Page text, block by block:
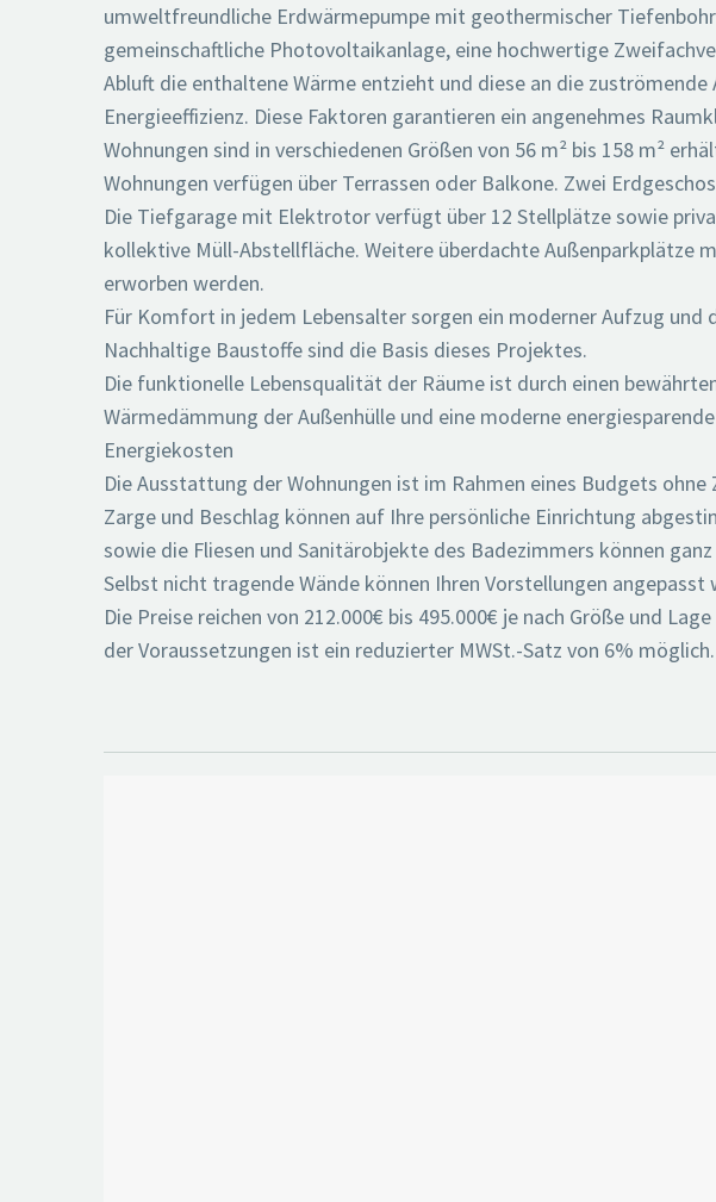
umweltfreundliche Erdwärmepumpe mit geothermischer
gemeinschaftliche Photovoltaikanlage, eine hochwertige
Abluft die enthaltene Wärme entzieht und diese an die
Energieeffizienz. Diese Faktoren garantieren ein angenehmes
Wohnungen sind in verschiedenen Größen von 56 m² bis 158 m²
Wohnungen verfügen über Terrassen oder Balkone. Zwei
Die Tiefgarage mit Elektrotor verfügt über 12 Stellplätze sowie
kollektive Müll-Abstellfläche. Weitere überdachte Außenparkplätze
erworben werden.
Für Komfort in jedem Lebensalter sorgen ein moderner Aufzug und
Nachhaltige Baustoffe sind die Basis dieses Projektes.
Die funktionelle Lebensqualität der Räume ist durch einen
Wärmedämmung der Außenhülle und eine moderne
Energiekosten
Die Ausstattung der Wohnungen ist im Rahmen eines Budgets
Zarge und Beschlag können auf Ihre persönliche Einrichtung
sowie die Fliesen und Sanitärobjekte des Badezimmers können
Selbst nicht tragende Wände können Ihren Vorstellungen angepasst
Die Preise reichen von 212.000€ bis 495.000€ je nach Größe und
der Voraussetzungen ist ein reduzierter MWSt.-Satz von 6% möglich.